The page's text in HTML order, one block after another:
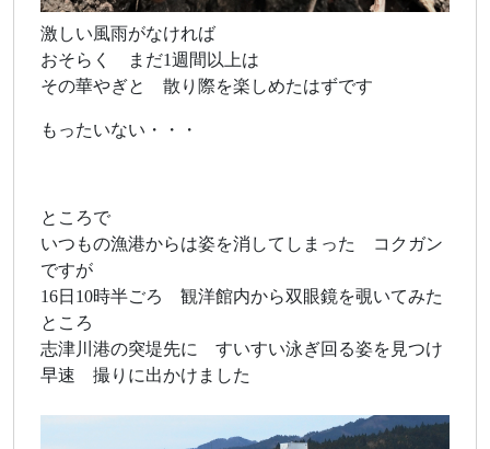
激しい風雨がなければ
おそらく まだ1週間以上は
その華やぎと 散り際を楽しめたはずです
もったいない・・・
ところで
いつもの漁港からは姿を消してしまった コクガン
ですが
16日10時半ごろ 観洋館内から双眼鏡を覗いてみた
ところ
志津川港の突堤先に すいすい泳ぎ回る姿を見つけ
早速 撮りに出かけました